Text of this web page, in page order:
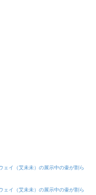
ェイ（艾未未）の展示中の壷が割ら
ェイ（艾未未）の展示中の壷が割ら